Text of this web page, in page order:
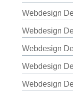
Webdesign
Webdesign
Webdesign
Webdesign
Webdesign